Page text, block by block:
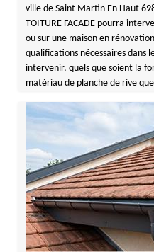
ville de Saint Martin En Haut
TOITURE FACADE pourra
ou sur une maison en
qualifications nécessaires dans
intervenir, quels que soient la
matériau de planche de rive